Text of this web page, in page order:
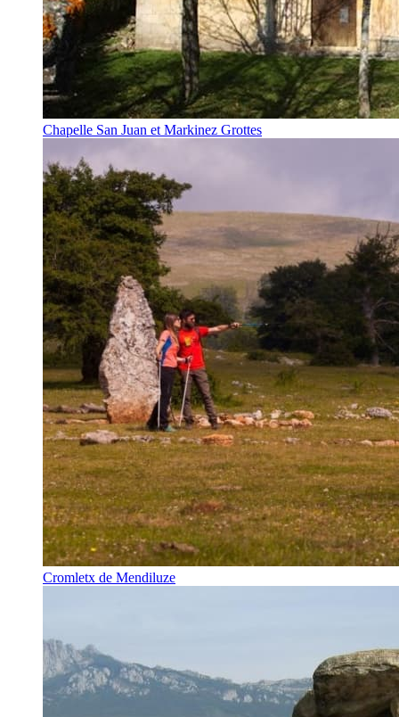
Chapelle San Juan et Markinez Grottes
Cromletx de Mendiluze